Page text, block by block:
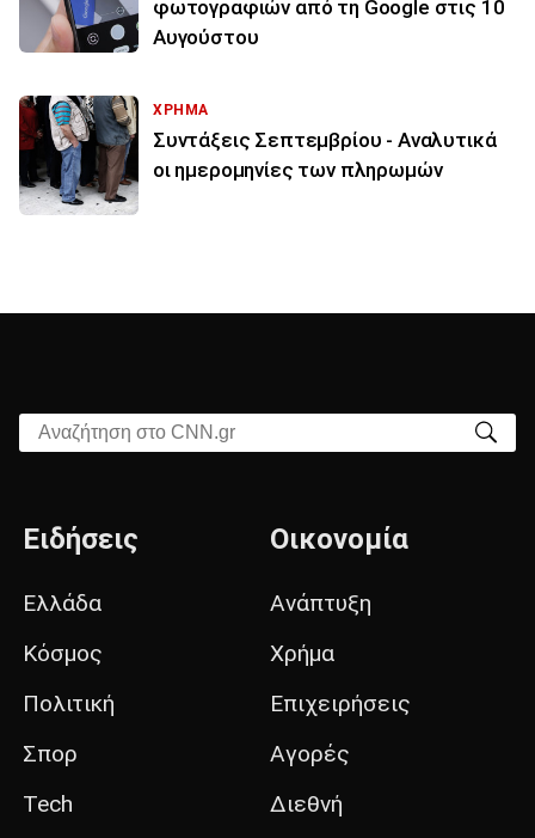
φωτογραφιών από τη Google στις 10
Αυγούστου
ΧΡΗΜΑ
Συντάξεις Σεπτεμβρίου - Αναλυτικά
οι ημερομηνίες των πληρωμών
Αναζήτηση στο CNN.gr
Ειδήσεις
Ελλάδα
Κόσμος
Πολιτική
Σπορ
Tech
Οικονομία
Ανάπτυξη
Χρήμα
Επιχειρήσεις
Αγορές
Διεθνή